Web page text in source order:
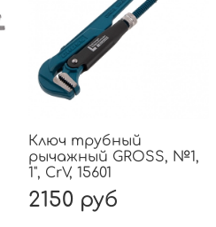
Ключ трубный
рычажный GROSS, №1,
1", CrV, 15601
2150 руб